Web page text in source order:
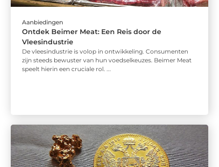
Aanbiedingen
Ontdek Beimer Meat: Een Reis door de
Vleesindustrie
De vleesindustrie is volop in ontwikkeling. Consumenten
zijn steeds bewuster van hun voedselkeuzes. Beimer Meat
speelt hierin een cruciale rol. ...